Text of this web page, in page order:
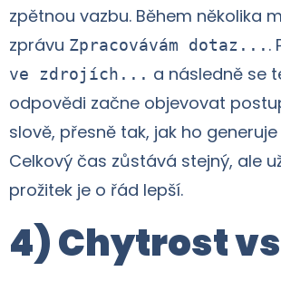
zpětnou vazbu. Během několika
zprávu Zpracovávám dotaz... .
ve zdrojích... a následně se
odpovědi začne objevovat
slově, přesně tak, jak ho
Celkový čas zůstává stejný, ale
prožitek je o řád lepší.
4) Chytrost